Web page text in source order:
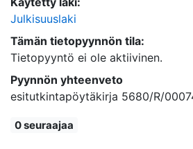
Julkisuuslaki
Tämän tietopyynnön tila:
Tietopyyntö ei ole aktiivinen.
Pyynnön yhteenveto
esitutkintapöytäkirja 5680/R/
0 seuraajaa